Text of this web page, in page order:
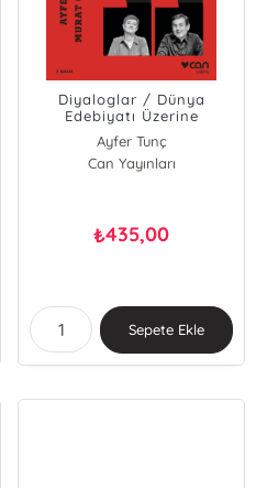
Diyaloglar / Dünya
Edebiyatı Üzerine
Ayfer Tunç
Murat Gülsoy
Can Yayınları
₺435,00
Sepete Ekle